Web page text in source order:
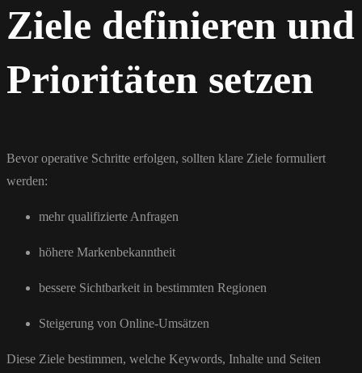
Ziele definieren und
Prioritäten setzen
Bevor operative Schritte erfolgen, sollten klare Ziele formuliert
werden:
mehr qualifizierte Anfragen
höhere Markenbekanntheit
bessere Sichtbarkeit in bestimmten Regionen
Steigerung von Online-Umsätzen
Diese Ziele bestimmen, welche Keywords, Inhalte und Seiten